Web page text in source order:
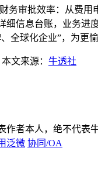
务审批效率：从费用
信息台账，业务进
全球化企业”，为更
本文来源： 牛透社
者本人，绝不代表
泛微 协同/OA